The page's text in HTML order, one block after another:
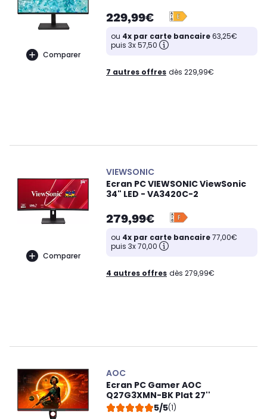
Comparer
229,99€
ou 4x par carte bancaire63,25€
puis 3x 57,50
7 autres offres dès 229,99€
Comparer
VIEWSONIC
Ecran PC VIEWSONIC ViewSonic
34" LED - VA3420C-2
279,99€
ou 4x par carte bancaire77,00€
puis 3x 70,00
4 autres offres dès 279,99€
AOC
Ecran PC Gamer AOC
Q27G3XMN-BK Plat 27''
5/5(1)